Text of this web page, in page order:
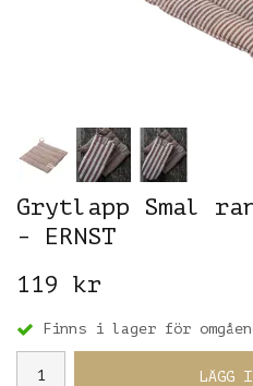
Grytlapp Smal
- ERNST
119 kr
Finns i lager för
LÄGG I